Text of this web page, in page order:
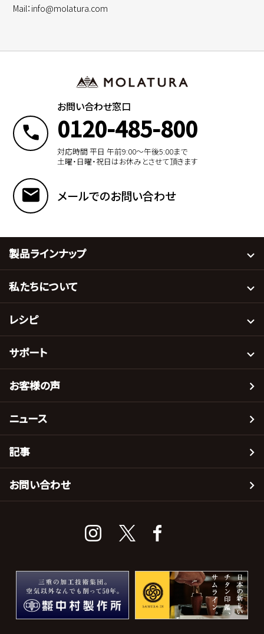
Mail：info@molatura.com
お問い合わせ窓口
0120-485-800
対応時間 平日 午前9:00〜午後5:00まで
土曜・日曜・祝日はお休みとさせて頂きます
メールでのお問い合わせ
製品ラインナップ
私たちについて
レシピ
サポート
お客様の声
ニュース
記事
お問い合わせ